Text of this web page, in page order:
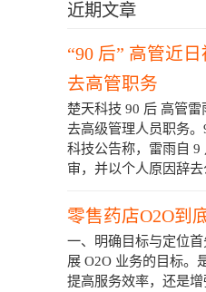
近期文章
“90 后” 高管近
去高管职务
楚天科技 90 后 高管
去高级管理人员职务
科技公告称，雷雨自 9
审，并以个人原因辞
零售药店O2O到
一、明确目标与定位
展 O2O 业务的目标。
提高服务效率，还是